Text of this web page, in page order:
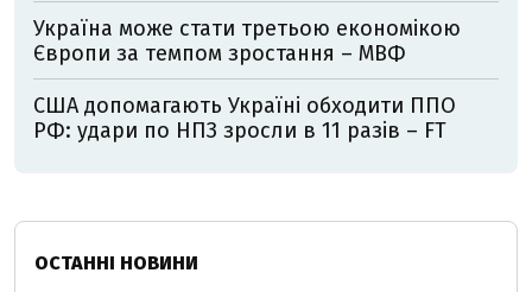
Україна може стати третьою економікою
Європи за темпом зростання – МВФ
США допомагають Україні обходити ППО
РФ: удари по НПЗ зросли в 11 разів – FT
ОСТАННІ НОВИНИ